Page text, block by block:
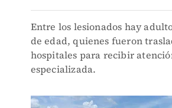
Entre los lesionados hay
de edad, quienes fueron
hospitales para recibir
especializada.